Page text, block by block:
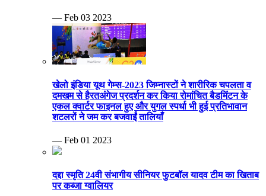
— Feb 03 2023
खेलो इंडिया यूथ गेम्स-2023 जिम्नास्टों ने शारीरिक चपलता व
दमखम से हैरतअंगेज प्रदर्शन कर किया रोमांचित बैडमिंटन के
एकल क्वार्टर फाइनल हुए और युगल स्पर्धा भी हुई प्रतिभावान
शटलरों ने जम कर बजवाईं तालियाँ
— Feb 01 2023
दद्दा स्मृति 24वी संभागीय सीनियर फुटबॉल यादव टीम का खिताब
पर कब्जा ग्वालियर